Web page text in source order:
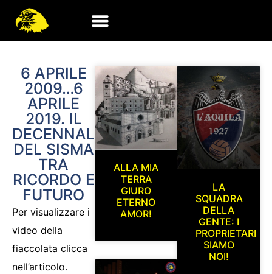
6 APRILE
2009…6
APRILE
2019. IL
DECENNALE
DEL SISMA
TRA
RICORDO E
FUTURO
Per visualizzare i
video della
fiaccolata clicca
nell’articolo.
ALLA MIA
TERRA
GIURO
ETERNO
AMOR!
LA
SQUADRA
DELLA
GENTE: I
PROPRIETARI
SIAMO
NOI!